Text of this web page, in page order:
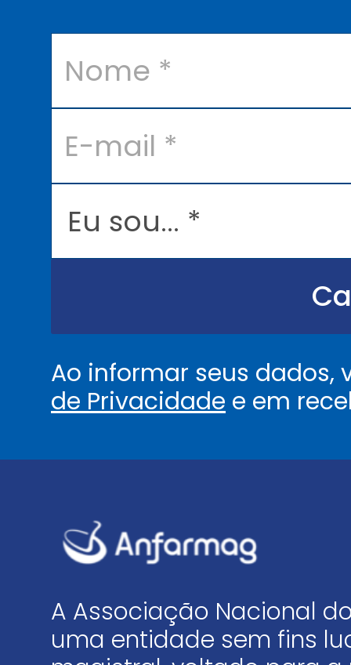
N
E
lE
.
Ao informar seus
de Privacidade e em
A Associação Nacional
uma entidade sem fins